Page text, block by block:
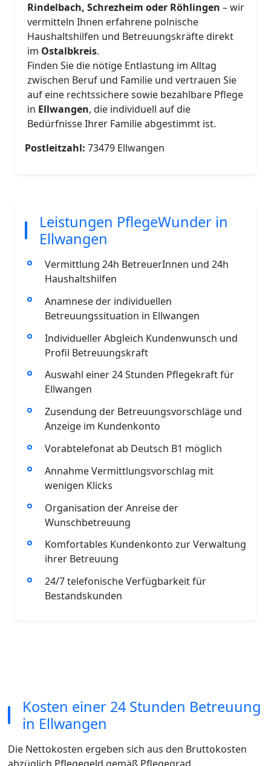
Rindelbach, Schrezheim oder Röhlingen – wir
vermitteln Ihnen erfahrene polnische
Haushaltshilfen und Betreuungskräfte direkt
im Ostalbkreis.
Finden Sie die nötige Entlastung im Alltag
zwischen Beruf und Familie und vertrauen Sie
auf eine rechtssichere sowie bezahlbare Pflege
in Ellwangen, die individuell auf die
Bedürfnisse Ihrer Familie abgestimmt ist.
Postleitzahl: 73479 Ellwangen
Leistungen PflegeWunder in
Ellwangen
Vermittlung 24h BetreuerInnen und 24h
Haushaltshilfen
Anamnese der individuellen
Betreuungssituation in Ellwangen
Individueller Abgleich Kundenwunsch und
Profil Betreuungskraft
Auswahl einer 24 Stunden Pflegekraft für
Ellwangen
Zusendung der Betreuungsvorschläge und
Anzeige im Kundenkonto
Vorabtelefonat ab Deutsch B1 möglich
Annahme Vermittlungsvorschlag mit
wenigen Klicks
Organisation der Anreise der
Wunschbetreuung
Komfortables Kundenkonto zur Verwaltung
ihrer Betreuung
24/7 telefonische Verfügbarkeit für
Bestandskunden
Kosten einer 24 Stunden Betreuung
in Ellwangen
Die Nettokosten ergeben sich aus den Bruttokosten